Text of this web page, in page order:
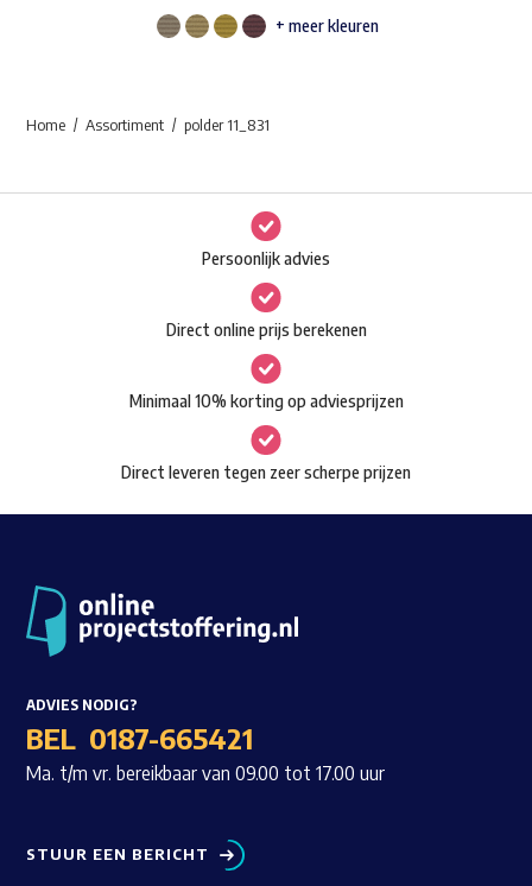
Waar ben je naar op zoek?
Dit
Deze
optie
kan
gekozen
worden
op
de
productpagina
+ meer kleuren
Home Assortiment polder 11_831
Persoonlijk advies
Direct online prijs berekenen
Minimaal 10% korting op adviesprijzen
Direct leveren tegen zeer scherpe prijzen
ADVIES NODIG?
BEL 0187-665421
Ma. t/m vr. bereikbaar van 09.00 tot 17.00 uur
STUUR EEN BERICHT